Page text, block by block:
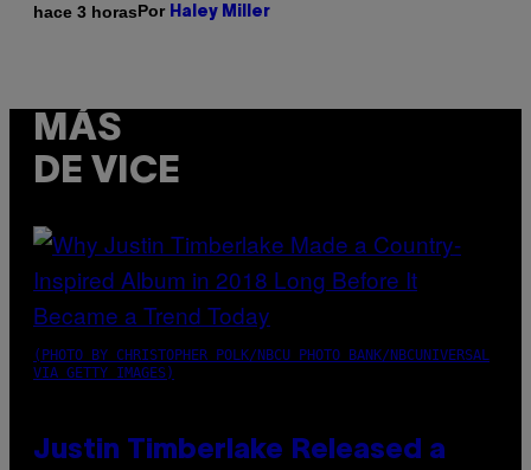
hace 3 horasPor Haley Miller
MÁS
DE VICE
(PHOTO BY CHRISTOPHER POLK/NBCU PHOTO BANK/NBCUNIVERSAL
VIA GETTY IMAGES)
Justin Timberlake Released a